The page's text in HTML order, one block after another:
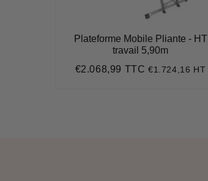
Plateforme Mobile Pliante - HT
travail 5,90m
Prix
€2.068,99 TTC€2.068,99
€1.724,16 HT